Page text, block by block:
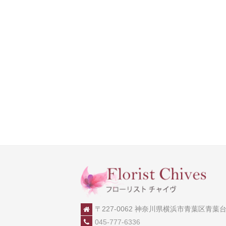
〒227-0062 神奈川県横浜市青葉区青葉
045-777-6336